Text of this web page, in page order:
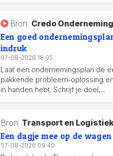
Bron: Credo
Een goed
indruk
07-08-2026 18:05
Laat een ondernemingsplan de
pakkende probleem‑oplossing
in handen hebt. Schrijf je doel,...
Bron: Transport en
Een dagje mee op de
07-08-2026 09:40